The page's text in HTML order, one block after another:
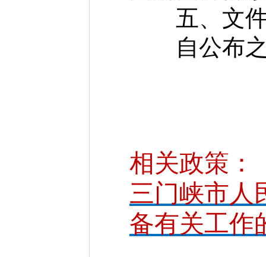
五、文件
自公布之
相关政策：
三门峡市人
备有关工作